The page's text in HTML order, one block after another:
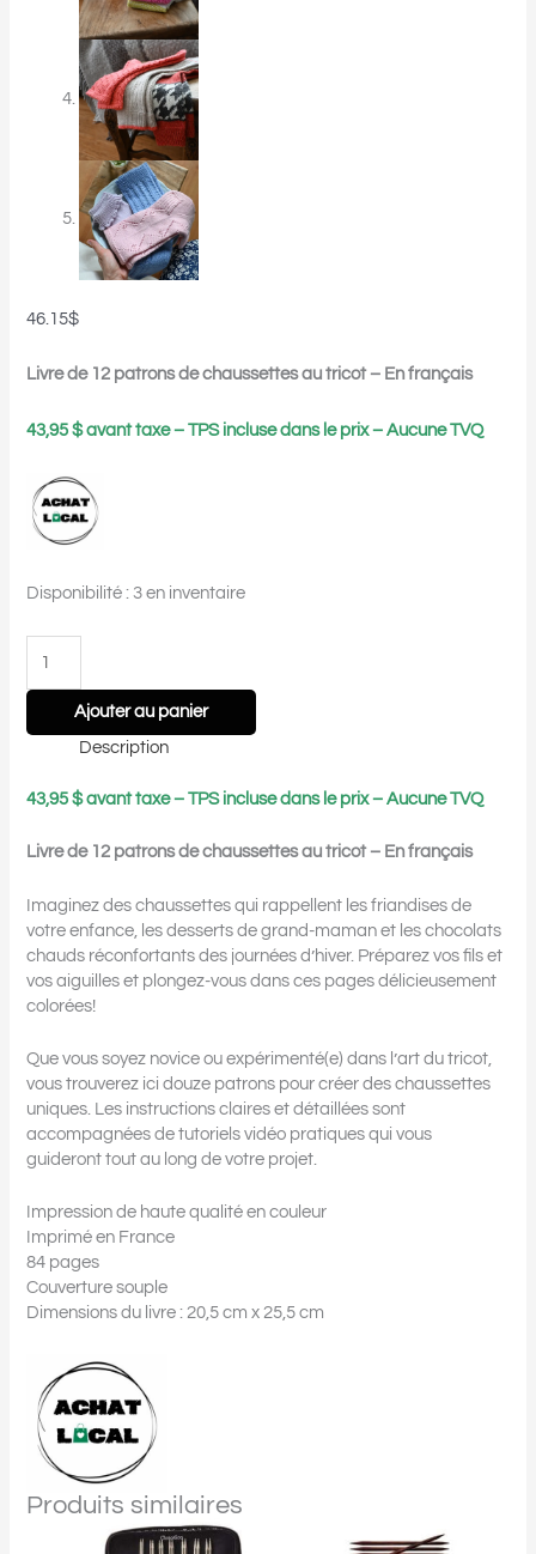
46.15$
Livre de 12 patrons de chaussettes au tricot – En français
43,95 $ avant taxe – TPS incluse dans le prix – Aucune TVQ
Disponibilité : 3 en inventaire
Ajouter au panier
Description
43,95 $ avant taxe – TPS incluse dans le prix – Aucune TVQ
Livre de 12 patrons de chaussettes au tricot – En français
Imaginez des chaussettes qui rappellent les friandises de
votre enfance, les desserts de grand-maman et les chocolats
chauds réconfortants des journées d’hiver. Préparez vos fils et
vos aiguilles et plongez-vous dans ces pages délicieusement
colorées!
Que vous soyez novice ou expérimenté(e) dans l’art du tricot,
vous trouverez ici douze patrons pour créer des chaussettes
uniques. Les instructions claires et détaillées sont
accompagnées de tutoriels vidéo pratiques qui vous
guideront tout au long de votre projet.
Impression de haute qualité en couleur
Imprimé en France
84 pages
Couverture souple
Dimensions du livre : 20,5 cm x 25,5 cm
Produits similaires
Plage
Ce